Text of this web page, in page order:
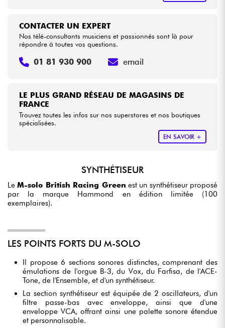
LE PLUS GRAND RÉSEAU DE MAGASINS DE
FRANCE
Trouvez toutes les infos sur nos superstores et nos boutiques
spécialisées.
EN SAVOIR +
CONTACTER UN EXPERT
Nos télé-consultants musiciens et passionnés sont là pour
répondre à toutes vos questions.
01 81 930 900 email
SYNTHÉTISEUR
LeM-solo British Racing Green est un synthétiseur proposé
par la marque Hammond en édition limitée (100
exemplaires).
LES POINTS FORTS DU M-SOLO
Il propose 6 sections sonores distinctes, comprenant des
émulations de l'orgue B-3, du Vox, du Farfisa, de l'ACE-
Tone, de l'Ensemble, et d'un synthétiseur.
La section synthétiseur est équipée de 2 oscillateurs, d'un
filtre passe-bas avec enveloppe, ainsi que d'une
enveloppe VCA, offrant ainsi une palette sonore étendue
et personnalisable.